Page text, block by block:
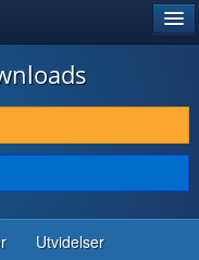
Utvidelser